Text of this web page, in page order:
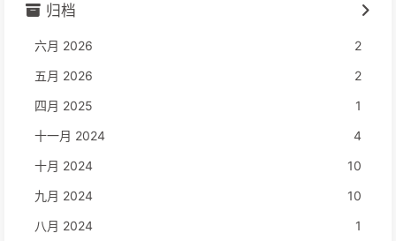
归档
六月 2026
2
五月 2026
2
四月 2025
1
十一月 2024
4
十月 2024
10
九月 2024
10
八月 2024
1